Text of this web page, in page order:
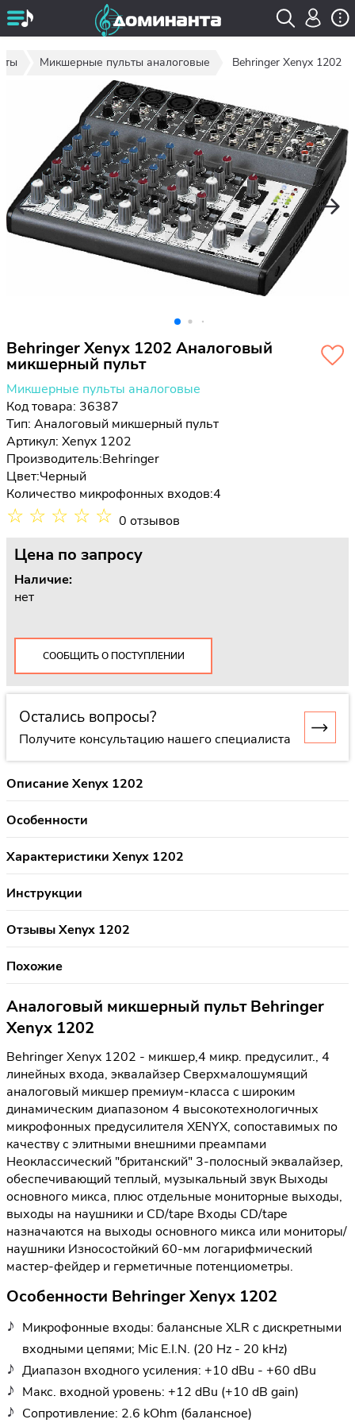
Микшерные пульты аналоговые Behringer Xenyx 1202
Behringer Xenyx 1202 Аналоговый
микшерный пульт
Микшерные пульты аналоговые
Код товара: 36387
Тип: Аналоговый микшерный пульт
Артикул: Xenyx 1202
Производитель:Behringer
Цвет:Черный
Количество микрофонных входов:4
☆ ☆ ☆ ☆ ☆ 0 отзывов
Цена по запросу
Наличие:
нет
СООБЩИТЬ О ПОСТУПЛЕНИИ
Остались вопросы?
Получите консультацию нашего специалиста
Описание Xenyx 1202
Особенности
Характеристики Xenyx 1202
Инструкции
Отзывы Xenyx 1202
Похожие
Аналоговый микшерный пульт Behringer
Xenyx 1202
Behringer Xenyx 1202 - микшер,4 микр. предусилит., 4
линейных входа, эквалайзер Сверхмалошумящий
аналоговый микшер премиум-класса c широким
динамическим диапазоном 4 высокотехнологичных
микрофонных предусилителя XENYX, сопоставимых по
качеству с элитными внешними преампами
Неоклассический "британский" 3-полосный эквалайзер,
обеспечивающий теплый, музыкальный звук Выходы
основного микса, плюс отдельные мониторные выходы,
выходы на наушники и CD/tape Входы CD/tape
назначаются на выходы основного микса или мониторы/
наушники Износостойкий 60-мм логарифмический
мастер-фейдер и герметичные потенциометры.
Особенности Behringer Xenyx 1202
Микрофонные входы: балансные XLR с дискретными
входными цепями; Mic E.I.N. (20 Hz - 20 kHz)
Диапазон входного усиления: +10 dBu - +60 dBu
Макс. входной уровень: +12 dBu (+10 dB gain)
Сопротивление: 2.6 kOhm (балансное)